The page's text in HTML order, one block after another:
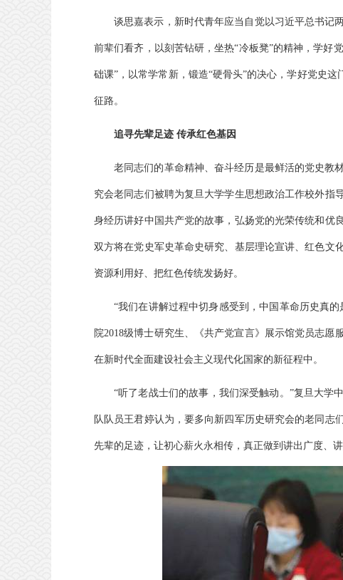
谈思嘉表示，新时代青年应当自觉以习近平总书记
前辈们看齐，以刻苦钻研，坐热“冷板凳”的精神，学好
础课”，以常学常新，锻造“硬骨头”的决心，学好党史
征路。
追寻先辈足迹 传承红色基因
老同志们的革命精神、奋斗经历是最鲜活的党史教
究会老同志们被聘为复旦大学学生思想政治工作校外指
身经历讲好中国共产党的故事，弘扬党的光荣传统和优
双方将在党史军史革命史研究、基层理论宣讲、红色文
资源利用好、把红色传统发扬好。
“我们在讲解过程中切身感受到，中国革命历史真
院2018级博士研究生、《共产党宣言》展示馆党员志
在新时代全面建设社会主义现代化国家的新征程中。
“听了老战士们的故事，我们深受触动。”复旦大学
队队员王君婷认为，要多向新四军历史研究会的老同志
先辈的足迹，让初心薪火永相传，真正做到讲出广度、